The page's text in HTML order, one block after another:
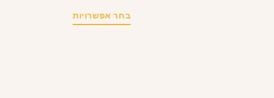
בחר אפשרויות